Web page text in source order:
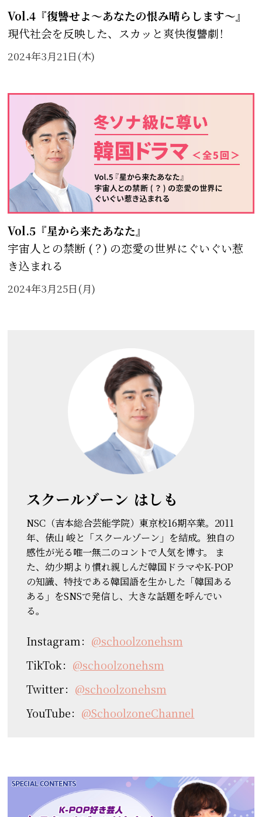
Vol.4『復讐せよ～あなたの恨み晴らします～』
現代社会を反映した、スカッと爽快復讐劇！
2024年3月21日(木)
Vol.5『星から来たあなた』
宇宙人との禁断 ( ？) の恋愛の世界にぐいぐい惹
き込まれる
2024年3月25日(月)
スクールゾーン はしも
NSC（吉本総合芸能学院）東京校16期卒業。2011
年、俵山 峻と「スクールゾーン」を結成。独自の
感性が光る唯一無二のコントで人気を博す。 ま
た、幼少期より慣れ親しんだ韓国ドラマやK-POP
の知識、特技である韓国語を生かした「韓国ある
ある」をSNSで発信し、大きな話題を呼んでい
る。
Instagram： @schoolzonehsm
TikTok： @schoolzonehsm
Twitter： @schoolzonehsm
YouTube： @SchoolzoneChannel